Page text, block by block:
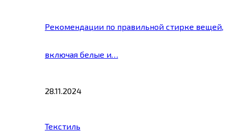
Рекомендации по правильной стирке вещей,
включая белые и…
28.11.2024
Текстиль